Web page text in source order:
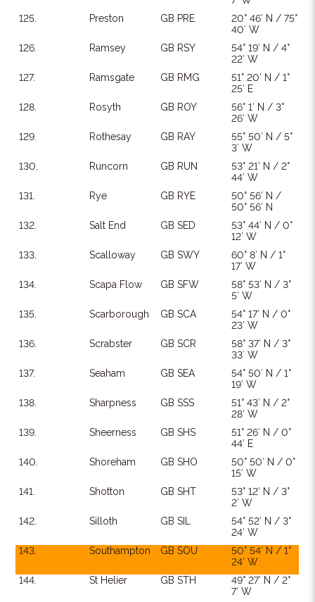
125.
Preston GB PRE
20° 46′ N / 75°
40′ W
126.
Ramsey GB RSY
54° 19′ N / 4°
22′ W
127.
Ramsgate GB RMG
51° 20′ N / 1°
25′ E
128.
Rosyth GB ROY
56° 1′ N / 3°
26′ W
129.
Rothesay GB RAY
55° 50′ N / 5°
3′ W
130.
Runcorn GB RUN
53° 21′ N / 2°
44′ W
131.
Rye GB RYE
50° 56′ N /
50° 56′ N
132.
Salt End GB SED
53° 44′ N / 0°
12′ W
133.
Scalloway GB SWY
60° 8′ N / 1°
17′ W
134.
Scapa Flow GB SFW
58° 53′ N / 3°
5′ W
135.
Scarborough GB SCA
54° 17′ N / 0°
23′ W
136.
Scrabster GB SCR
58° 37′ N / 3°
33′ W
137.
Seaham GB SEA
54° 50′ N / 1°
19′ W
138.
Sharpness GB SSS
51° 43′ N / 2°
28′ W
139.
Sheerness GB SHS
51° 26′ N / 0°
44′ E
140.
Shoreham GB SHO
50° 50′ N / 0°
15′ W
141.
Shotton GB SHT
53° 12′ N / 3°
2′ W
142.
Silloth GB SIL
54° 52′ N / 3°
24′ W
143.
Southampton GB SOU
50° 54′ N / 1°
24′ W
144.
St Helier GB STH
49° 27′ N / 2°
7′ W